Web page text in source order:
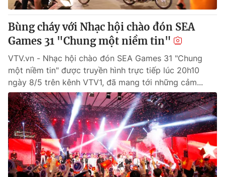
Bùng cháy với Nhạc hội chào đón SEA
Games 31 "Chung một niềm tin"
VTV.vn - Nhạc hội chào đón SEA Games 31 "Chung
một niềm tin" được truyền hình trực tiếp lúc 20h10
ngày 8/5 trên kênh VTV1, đã mang tới những cảm...